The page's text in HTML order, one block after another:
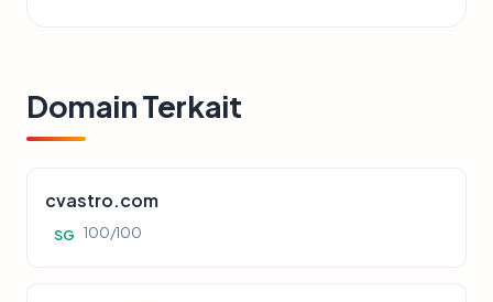
Domain Terkait
cvastro.com
SG 100/100